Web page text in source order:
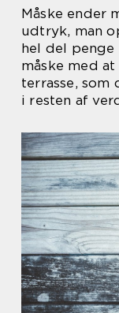
Måske ender
udtryk, man
hel del
måske med
terrasse,
i resten af